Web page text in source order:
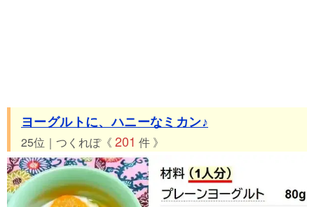
ヨーグルトに、ハニーなミカン♪
25位｜つくれぽ《 201 件 》